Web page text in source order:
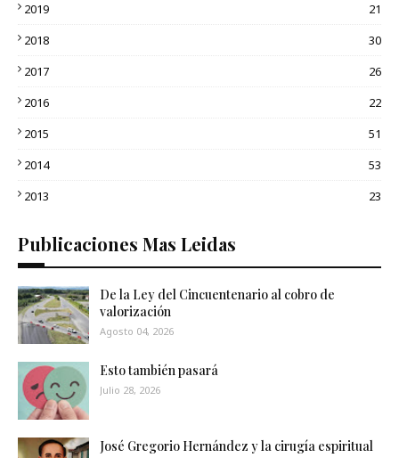
2019
21
2018
30
2017
26
2016
22
2015
51
2014
53
2013
23
Publicaciones Mas Leidas
De la Ley del Cincuentenario al cobro de
valorización
Agosto 04, 2026
Esto también pasará
Julio 28, 2026
José Gregorio Hernández y la cirugía espiritual